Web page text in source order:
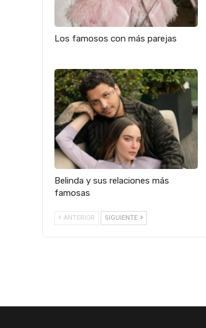
Los famosos con más parejas
Belinda y sus relaciones más
famosas
ANTERIOR SIGUIENTE